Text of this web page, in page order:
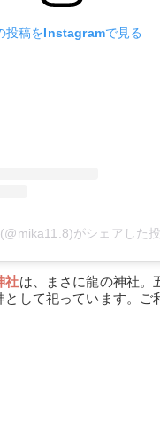
投稿をInstagramで見る
がシェアした
社は、まさに龍の神社。
として祀っています。